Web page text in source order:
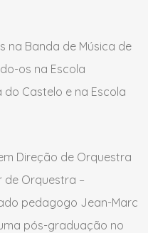
na Banda de Música de
os na Escola
do Castelo e na Escola
Direção de Orquestra
de Orquestra –
pedagogo Jean-Marc
pós-graduação no